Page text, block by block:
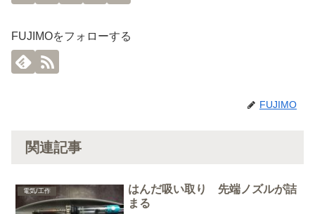
FUJIMOをフォローする
FUJIMO
関連記事
電気/工作
はんだ吸い取り 先端ノズルが詰
まる